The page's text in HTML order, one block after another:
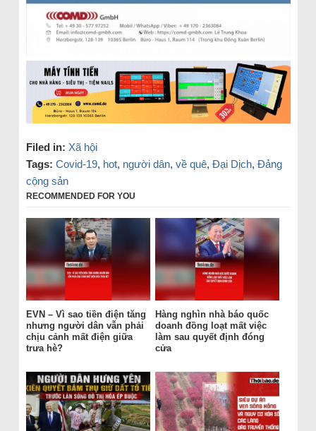
Filed in: Xã hội
Tags: Covid-19, hot, người dân, về quê, Đại Dịch, Đảng
cộng sản
RECOMMENDED FOR YOU
EVN – Vì sao tiền điện tăng
nhưng người dân vẫn phải
chịu cảnh mất điện giữa
trưa hè?
Hàng nghìn nhà báo quốc
doanh đồng loạt mất việc
làm sau quyết định đóng
cửa